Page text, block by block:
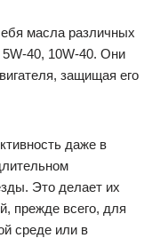
масла различных
5W-40, 10W-40. Они
защищая его
даже в
Это делает их
прежде всего, для
среде или в